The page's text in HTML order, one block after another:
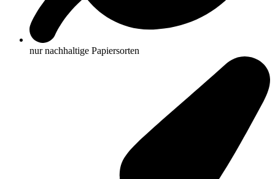
nur nachhaltige Papiersorten